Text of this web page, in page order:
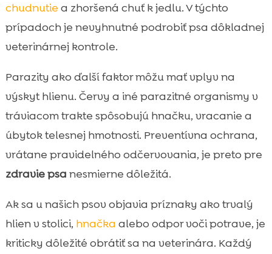
chudnutie a zhoršená chuť k jedlu. V týchto
prípadoch je nevyhnutné podrobiť psa dôkladnej
veterinárnej kontrole.
Parazity ako ďalší faktor môžu mať vplyv na
výskyt hlienu. Červy a iné parazitné organismy v
tráviacom trakte spôsobujú hnačku, vracanie a
úbytok telesnej hmotnosti. Preventívna ochrana,
vrátane pravidelného odčervovania, je preto pre
zdravie psa nesmierne dôležitá.
Ak sa u našich psov objavia príznaky ako trvalý
hlien v stolici, hnačka alebo odpor voči potrave, je
kriticky dôležité obrátiť sa na veterinára. Každý